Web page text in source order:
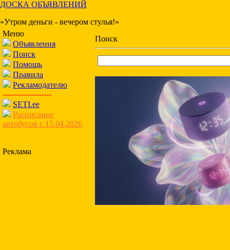
ДОСКА ОБЪЯВЛЕНИЙ
«Утром деньги - вечером стулья!»
Меню
Объявления
Поиск
Помощь
Правила
Рекламодателю
-------------------
SETI.ee
Расписание
автобусов с 15.04.2026
Реклама
Поиск